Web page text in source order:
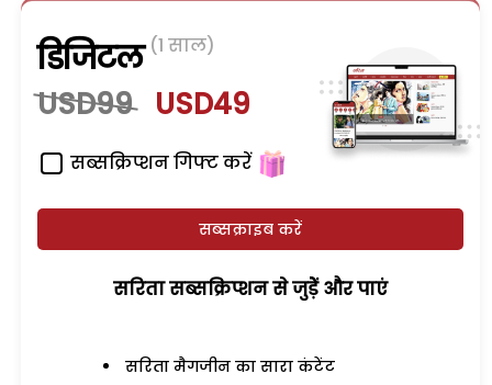
डिजिटल (1 साल)
USD99 USD49
सब्सक्रिप्शन गिफ्ट करें
सब्सक्राइब करें
सरिता सब्सक्रिप्शन से जुड़ेें और पाएं
सरिता मैगजीन का सारा कंटेंट